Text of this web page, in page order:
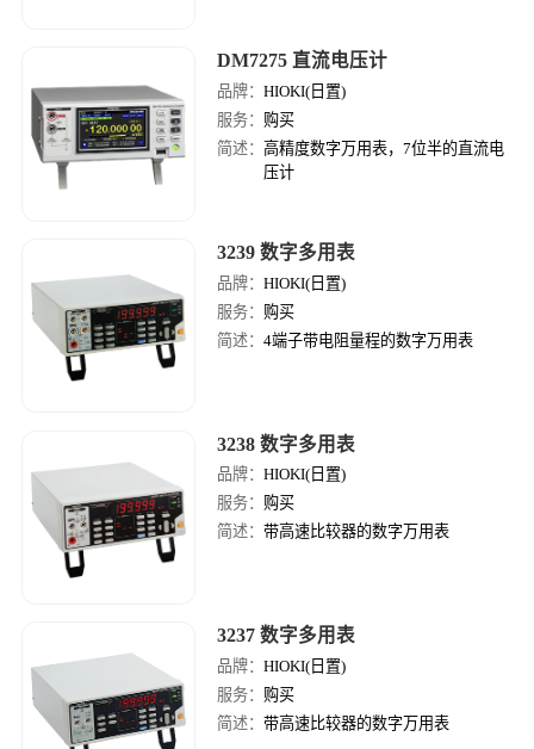
DM7275 直流电压计
品牌：HIOKI(日置)
服务： 购买
简述： 高精度数字万用表，7位半的直流电
压计
3239 数字多用表
品牌：HIOKI(日置)
服务： 购买
简述：4端子带电阻量程的数字万用表
3238 数字多用表
品牌：HIOKI(日置)
服务： 购买
简述：带高速比较器的数字万用表
3237 数字多用表
品牌：HIOKI(日置)
服务： 购买
简述：带高速比较器的数字万用表